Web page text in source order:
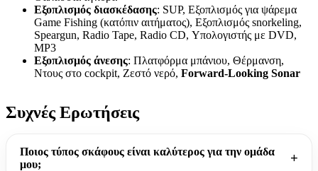
Εξοπλισμός διασκέδασης: SUP, Εξοπλισμός για ψάρεμα
Game Fishing (κατόπιν αιτήματος), Εξοπλισμός snorkeling,
Speargun, Radio Tape, Radio CD, Υπολογιστής με DVD,
MP3
Εξοπλισμός άνεσης: Πλατφόρμα μπάνιου, Θέρμανση,
Ντους στο cockpit, Ζεστό νερό, Forward-Looking Sonar
Συχνές Ερωτήσεις
Ποιος τύπος σκάφους είναι καλύτερος για την ομάδα
μου;